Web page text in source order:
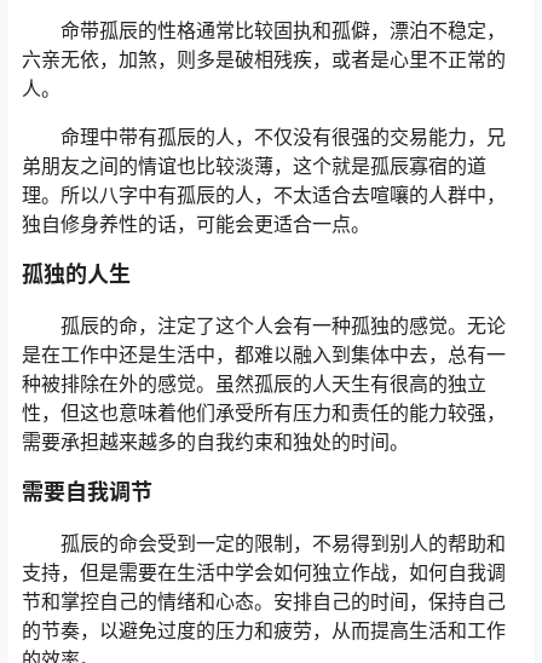
命带孤辰的性格通常比较固执和孤僻，漂泊不稳定，
六亲无依，加煞，则多是破相残疾，或者是心里不正常的
人。
命理中带有孤辰的人，不仅没有很强的交易能力，兄
弟朋友之间的情谊也比较淡薄，这个就是孤辰寡宿的道
理。所以八字中有孤辰的人，不太适合去喧嚷的人群中，
独自修身养性的话，可能会更适合一点。
孤独的人生
孤辰的命，注定了这个人会有一种孤独的感觉。无论
是在工作中还是生活中，都难以融入到集体中去，总有一
种被排除在外的感觉。虽然孤辰的人天生有很高的独立
性，但这也意味着他们承受所有压力和责任的能力较强，
需要承担越来越多的自我约束和独处的时间。
需要自我调节
孤辰的命会受到一定的限制，不易得到别人的帮助和
支持，但是需要在生活中学会如何独立作战，如何自我调
节和掌控自己的情绪和心态。安排自己的时间，保持自己
的节奏，以避免过度的压力和疲劳，从而提高生活和工作